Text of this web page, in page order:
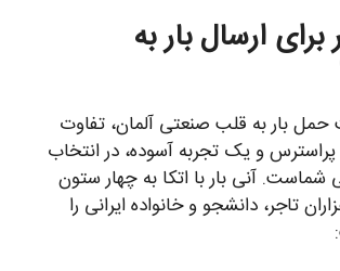
برای ارسال بار به
حمل بار به قلب صنعتی آلمان، تفاوت
و یک تجربه آسوده، در انتخاب
آنی بار با اتکا به چهار ستون
تاجر، دانشجو و خانواده ایرانی را